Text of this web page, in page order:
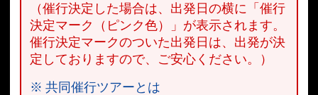
（催行決定した場合は、出発日の横に「催行
決定マーク（ピンク色）」が表示されます。
催行決定マークのついた出発日は、出発が決
定しておりますので、ご安心ください。）
※ 共同催行ツアーとは